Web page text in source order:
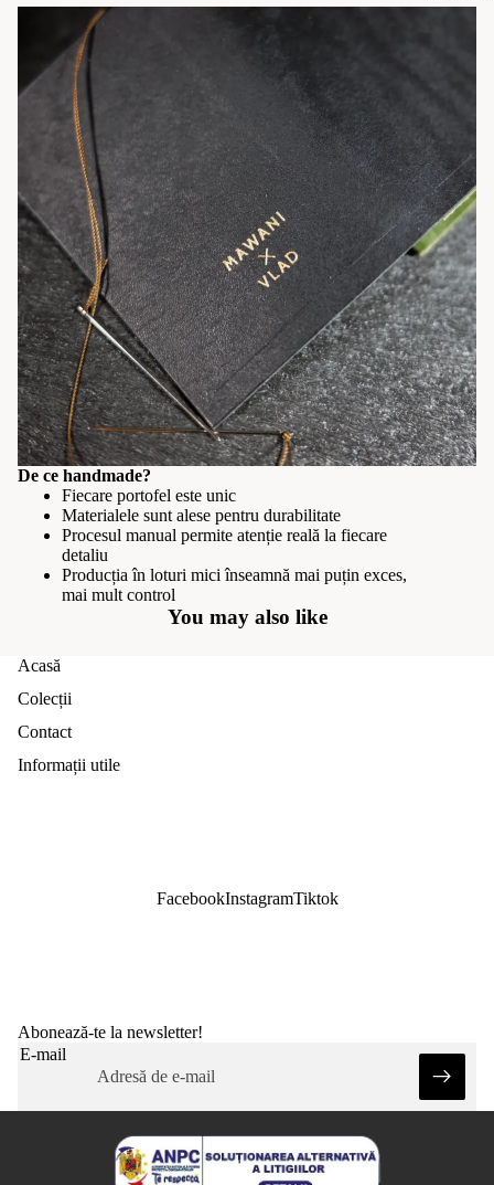
De ce handmade?
Fiecare portofel este unic
Materialele sunt alese pentru durabilitate
Procesul manual permite atenție reală la fiecare
detaliu
Producția în loturi mici înseamnă mai puțin exces,
mai mult control
You may also like
Acasă
Colecții
Contact
Informații utile
FacebookInstagramTiktok
Abonează-te la newsletter!
E-mail